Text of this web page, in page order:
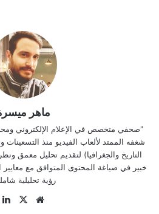
ماهر
شغفه الممتد لألعاب الفيديو منذ التسعينات
التاريخ والجغرافيا) لتقديم تحليل معمق
خبير في صياغة المحتوى المتوافق مع معايير
رؤية تحليلية
موقع
‫X